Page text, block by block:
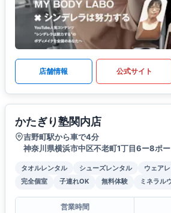
店舗情報 公式サイト
かたぎり塾関内店
吉野町駅から車で4分
神奈川県横浜市中区不老町1丁目6ー8ポ
タオルレンタル シューズレンタル ウェア
完全個室
子連れOK 無料体験 ミネラル
営業時間